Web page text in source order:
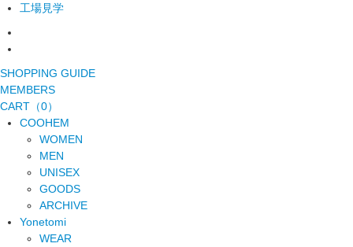
工場見学
SHOPPING GUIDE
MEMBERS
CART（0）
COOHEM
WOMEN
MEN
UNISEX
GOODS
ARCHIVE
Yonetomi
WEAR